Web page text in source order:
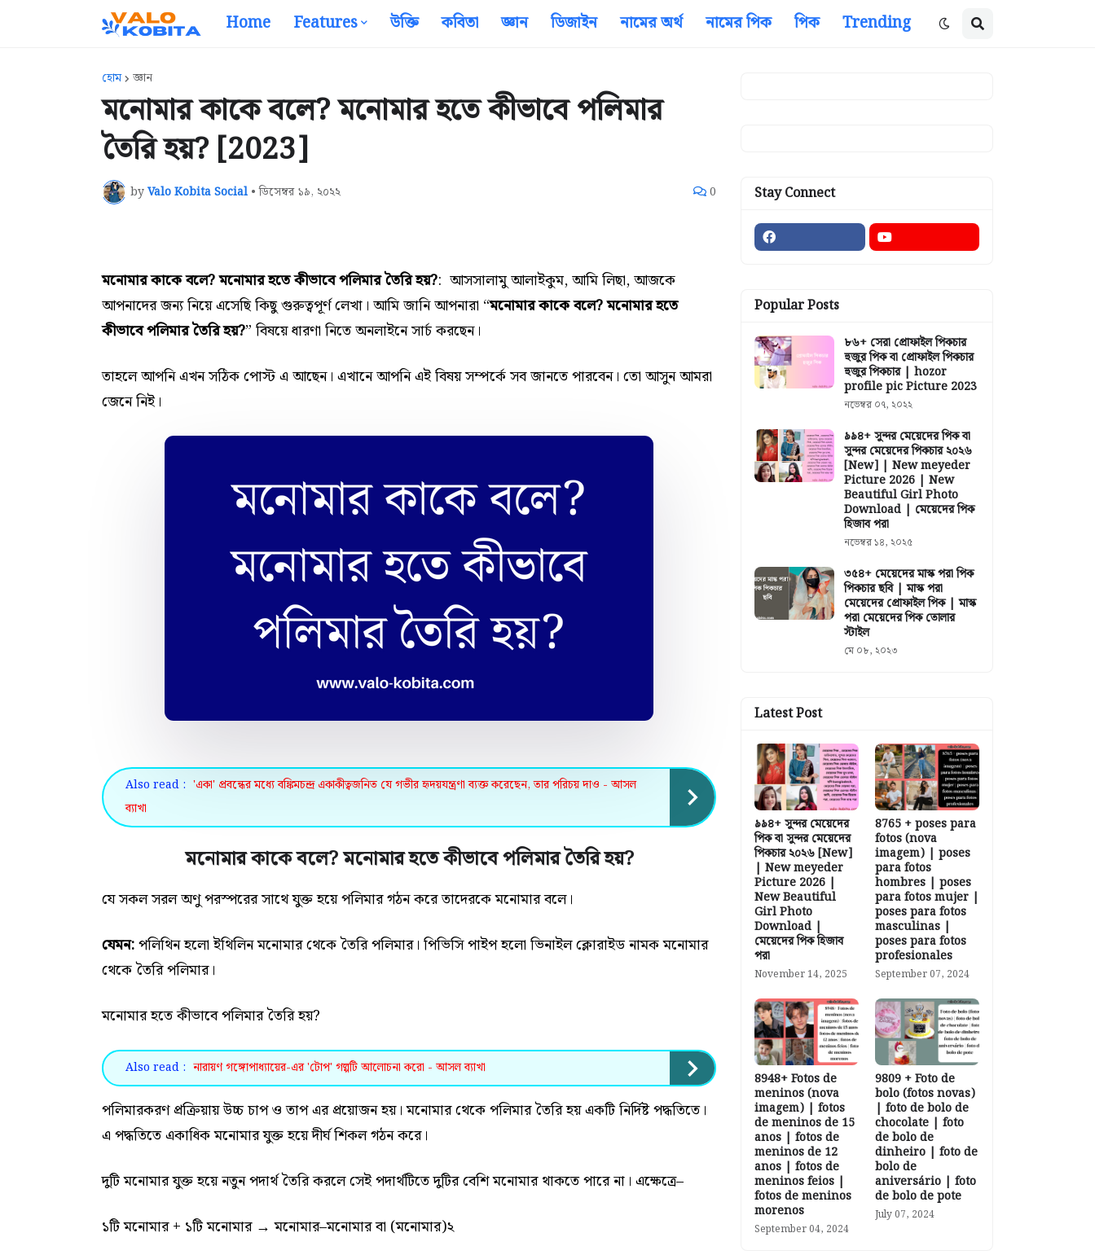
Home Features উক্তি কবিতা জ্ঞান ডিজাইন নামের অর্থ নামের পিক পিক Trending
হোম জ্ঞান
মনোমার কাকে বলে? মনোমার হতে কীভাবে পলিমার
তৈরি হয়? [2023]
byValo Kobita Social • ডিসেম্বর ১৯, ২০২২ 0
মনোমার কাকে বলে? মনোমার হতে কীভাবে পলিমার তৈরি হয়?: আসসালামু আলাইকুম,আমি লিছা, আজকে
আপনাদের জন্য নিয়ে এসেছি কিছু গুরুত্বপূর্ণ লেখা। আমি জানি আপনারা “মনোমার কাকে বলে? মনোমার হতে
কীভাবে পলিমার তৈরি হয়?” বিষয়ে ধারণা নিতে অনলাইনে সার্চ করছেন।
তাহলে আপনি এখন সঠিক পোস্ট এ আছেন। এখানে আপনি এই বিষয় সম্পর্কে সব জানতে পারবেন। তো আসুন আমরা
জেনে নিই।
Also read : 'একা' প্রবন্ধের মধ্যে বঙ্কিমচন্দ্র একাকীত্বজনিত যে গভীর হৃদয়যন্ত্রণা ব্যক্ত করেছেন, তার পরিচয় দাও - আসল
ব্যাখা
মনোমার কাকে বলে? মনোমার হতে কীভাবে পলিমার তৈরি হয়?
যে সকল সরল অণু পরস্পরের সাথে যুক্ত হয়ে পলিমার গঠন করে তাদেরকে মনোমার বলে।
যেমন:পলিথিন হলো ইথিলিন মনোমার থেকে তৈরি পলিমার। পিভিসি পাইপ হলো ভিনাইল ক্লোরাইড নামক মনোমার
থেকে তৈরি পলিমার।
মনোমার হতে কীভাবে পলিমার তৈরি হয়?
Also read : নারায়ণ গঙ্গোপাধ্যায়ের-এর 'টোপ' গল্পটি আলোচনা করো - আসল ব্যাখা
পলিমারকরণ প্রক্রিয়ায় উচ্চ চাপ ও তাপ এর প্রয়োজন হয়। মনোমার থেকে পলিমার তৈরি হয় একটি নির্দিষ্ট পদ্ধতিতে।
এ পদ্ধতিতে একাধিক মনোমার যুক্ত হয়ে দীর্ঘ শিকল গঠন করে।
দুটি মনোমার যুক্ত হয়ে নতুন পদার্থ তৈরি করলে সেই পদার্থটিতে দুটির বেশি মনোমার থাকতে পারে না। এক্ষেত্রে–
১টি মনোমার + ১টি মনোমার → মনোমার–মনোমার বা (মনোমার)২
Stay Connect
Popular Posts
৮৬+ সেরা প্রোফাইল পিকচার
হুজুর পিক বা প্রোফাইল পিকচার
হুজুর পিকচার | hozor
profile pic Picture 2023
নভেম্বর ০৭, ২০২২
৯৯৪+ সুন্দর মেয়েদের পিক বা
সুন্দর মেয়েদের পিকচার ২০২৬
[New] | New meyeder
Picture 2026 | New
Beautiful Girl Photo
Download | মেয়েদের পিক
হিজাব পরা
নভেম্বর ১৪, ২০২৫
৩৫৪+ মেয়েদের মাস্ক পরা পিক
পিকচার ছবি | মাস্ক পরা
মেয়েদের প্রোফাইল পিক | মাস্ক
পরা মেয়েদের পিক তোলার
স্টাইল
মে ০৮, ২০২৩
Latest Post
৯৯৪+ সুন্দর মেয়েদের
পিক বা সুন্দর মেয়েদের
পিকচার ২০২৬ [New]
| New meyeder
Picture 2026 |
New Beautiful
Girl Photo
Download |
মেয়েদের পিক হিজাব
পরা
November 14, 2025
8765 + poses para
fotos (nova
imagem) | poses
para fotos
hombres | poses
para fotos mujer |
poses para fotos
masculinas |
poses para fotos
profesionales
September 07, 2024
8948+ Fotos de
meninos (nova
imagem) | fotos
de meninos de 15
anos | fotos de
meninos de 12
anos | fotos de
meninos feios |
fotos de meninos
morenos
September 04, 2024
9809 + Foto de
bolo (fotos novas)
| foto de bolo de
chocolate | foto
de bolo de
dinheiro | foto de
bolo de
aniversário | foto
de bolo de pote
July 07, 2024